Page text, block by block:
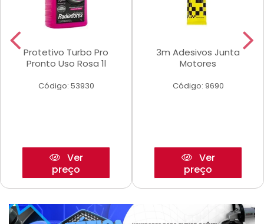
Protetivo Turbo Pro
Pronto Uso Rosa 1l
Código: 53930
Ver
preço
3m Adesivos Junta
Motores
Código: 9690
Ver
preço